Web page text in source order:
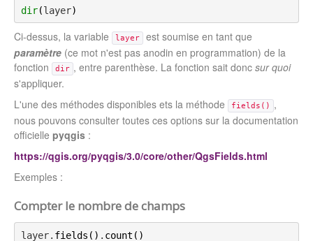
dir(layer)
Ci-dessus, la variable layer
est soumise en tant que
paramètre (ce mot n'est pas anodin en programmation) de la
fonction
dir , entre parenthèse. La fonction sait donc sur quoi
s'appliquer.
L'une des méthodes disponibles ets la méthode
fields()
,
nous pouvons consulter toutes ces options sur la documentation
officielle pyqgis :
https://qgis.org/pyqgis/3.0/core/other/QgsFields.html
Exemples :
Compter le nombre de champs
layer. fields ( ) . count ( )